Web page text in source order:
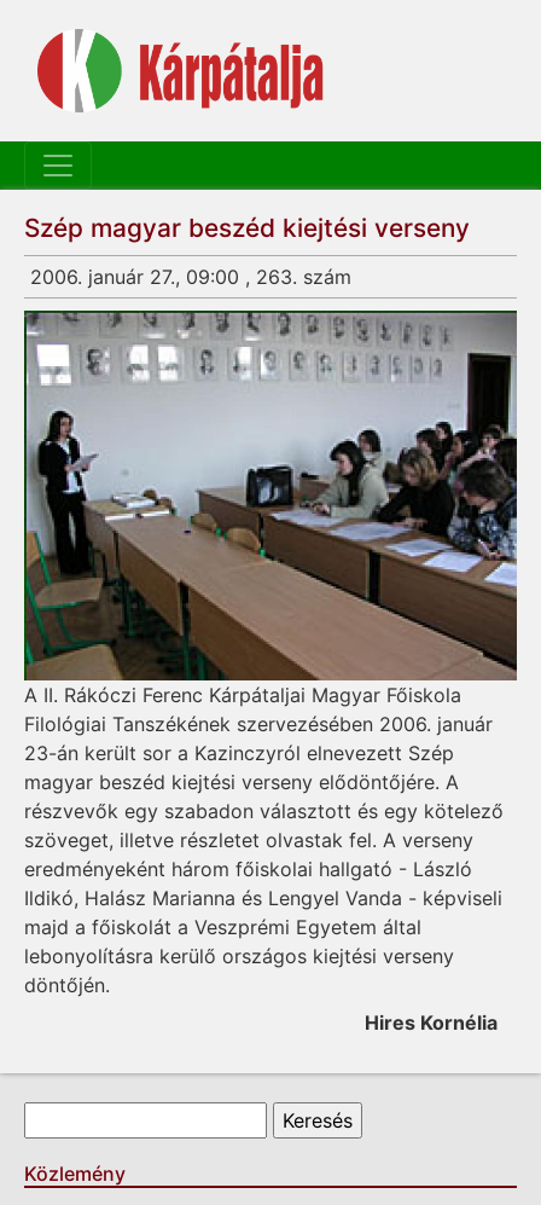
Szép magyar beszéd kiejtési verseny
2006. január 27., 09:00 , 263. szám
A II. Rákóczi Ferenc Kárpátaljai Magyar Főiskola
Filológiai Tanszékének szervezésében 2006. január
23-án került sor a Kazinczyról elnevezett Szép
magyar beszéd kiejtési verseny elődöntőjére. A
részvevők egy szabadon választott és egy kötelező
szöveget, illetve részletet olvastak fel. A verseny
eredményeként három főiskolai hallgató - László
Ildikó, Halász Marianna és Lengyel Vanda - képviseli
majd a főiskolát a Veszprémi Egyetem által
lebonyolításra kerülő országos kiejtési verseny
döntőjén.
Hires Kornélia
Keresés űrlap
Keresés
Közlemény